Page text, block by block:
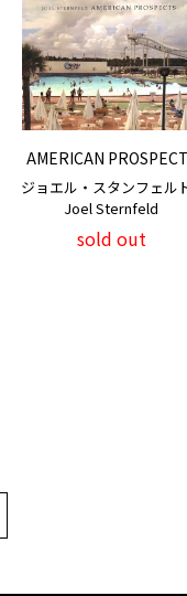
AMERICAN
ジョエル・スタンフェル
Joel Sternfeld
sold out